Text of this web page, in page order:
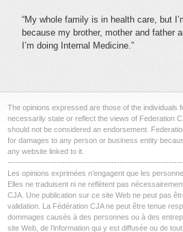
“My whole family is in health care, but
because my brother, mother and father
I’m doing Internal Medicine.”
The opinions expressed are those of the individuals
necessarily state or reflect the views of Federation
should not be considered an endorsement.
for damages to any person or business entity
any website linked to it.
Les opinions exprimées n’engagent que les
Elles ne traduisent ni ne reflètent pas
CJA. Une publication sur ce site Web ne peut pas
validation. La Fédération CJA ne peut être tenue
dommages causés à des personnes ou à des
site Web, de l’information qui y est diffusée ou de